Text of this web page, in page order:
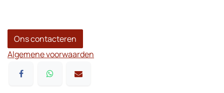
Ons contacteren
Algemene voorwaarden